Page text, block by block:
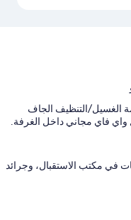
الغسيل/التنظيف الجاف
فاي مجاني داخل الغرفة.
في مكتب الاستقبال، وجرائد
الأمتعة